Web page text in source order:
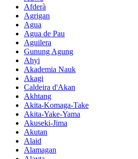
Afderà
Agrigan
Agua
Agua de Pau
Aguilera
Gunung Agung
Ahyi
Akademia Nauk
Akagi
Caldeira d'Akan
Akhtang
Akita-Komaga-Take
Akita-Yake-Yama
Akuseki-Jima
Akutan
Alaid
Alamagan